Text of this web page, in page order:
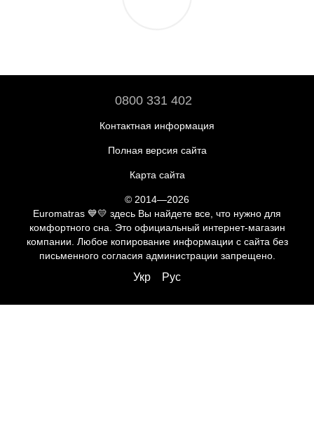
0800 331 402
Контактная информация
Полная версия сайта
Карта сайта
© 2014—2026
Euromatras 💙💛 здесь Вы найдете все, что нужно для
комфортного сна. Это официальный интернет-магазин
компании. Любое копирование информации с сайта без
письменного согласия администрации запрещено.
Укр Рус